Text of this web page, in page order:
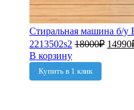
Стиральная машина б/у
2213502s2 18000₽ 14990
В корзину
Купить в 1 клик